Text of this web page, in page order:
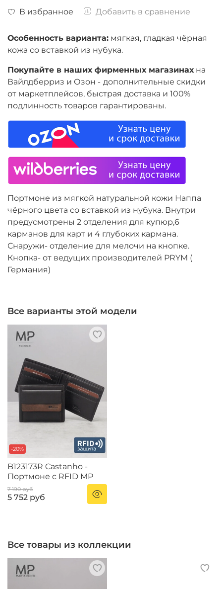
В избранное Добавить в сравнение
Особенность варианта: мягкая, гладкая чёрная
кожа со вставкой из нубука.
Покупайте в наших фирменных магазинахна
Вайлдберриз и Озон - дополнительные скидки
от маркетплейсов, быстрая доставка и 100%
подлинность товаров гарантированы.
Портмоне из мягкой натуральной кожи Наппа
чёрного цвета со вставкой из нубука. Внутри
предусмотрены 2 отделения для купюр,6
карманов для карт и 4 глубоких кармана.
Снаружи- отделение для мелочи на кнопке.
Кнопка- от ведущих производителей PRYM (
Германия)
Все варианты этой модели
-20%
B123173R Castanho -
Портмоне с RFID MP
7 190 руб
5 752 руб
Все товары из коллекции